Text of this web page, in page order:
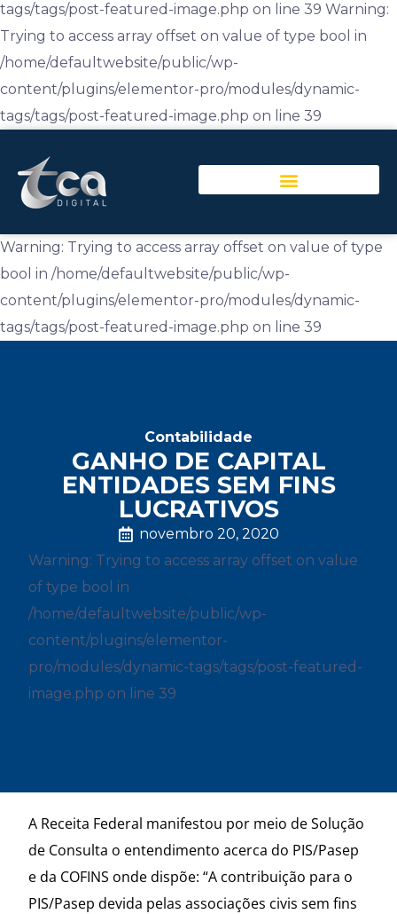
tags/tags/post-featured-image.php on line 39 Warning:
Trying to access array offset on value of type bool in
/home/defaultwebsite/public/wp-
content/plugins/elementor-pro/modules/dynamic-
tags/tags/post-featured-image.php on line 39
Warning: Trying to access array offset on value of type
bool in /home/defaultwebsite/public/wp-
content/plugins/elementor-pro/modules/dynamic-
tags/tags/post-featured-image.php on line 39
Contabilidade
GANHO DE CAPITAL
ENTIDADES SEM FINS
LUCRATIVOS
novembro 20, 2020
Warning: Trying to access array offset on value
of type bool in
/home/defaultwebsite/public/wp-
content/plugins/elementor-
pro/modules/dynamic-tags/tags/post-featured-
image.php on line 39
A Receita Federal manifestou por meio de Solução
de Consulta o entendimento acerca do PIS/Pasep
e da COFINS onde dispõe: “A contribuição para o
PIS/Pasep devida pelas associações civis sem fins